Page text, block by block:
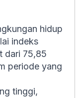
hidup
indeks
dari 75,85
periode yang
tinggi,